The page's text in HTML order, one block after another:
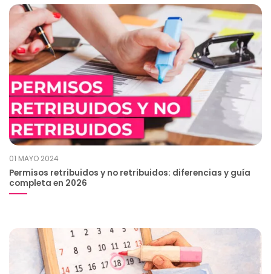
01 MAYO 2024
Permisos retribuidos y no retribuidos: diferencias y guía
completa en 2026